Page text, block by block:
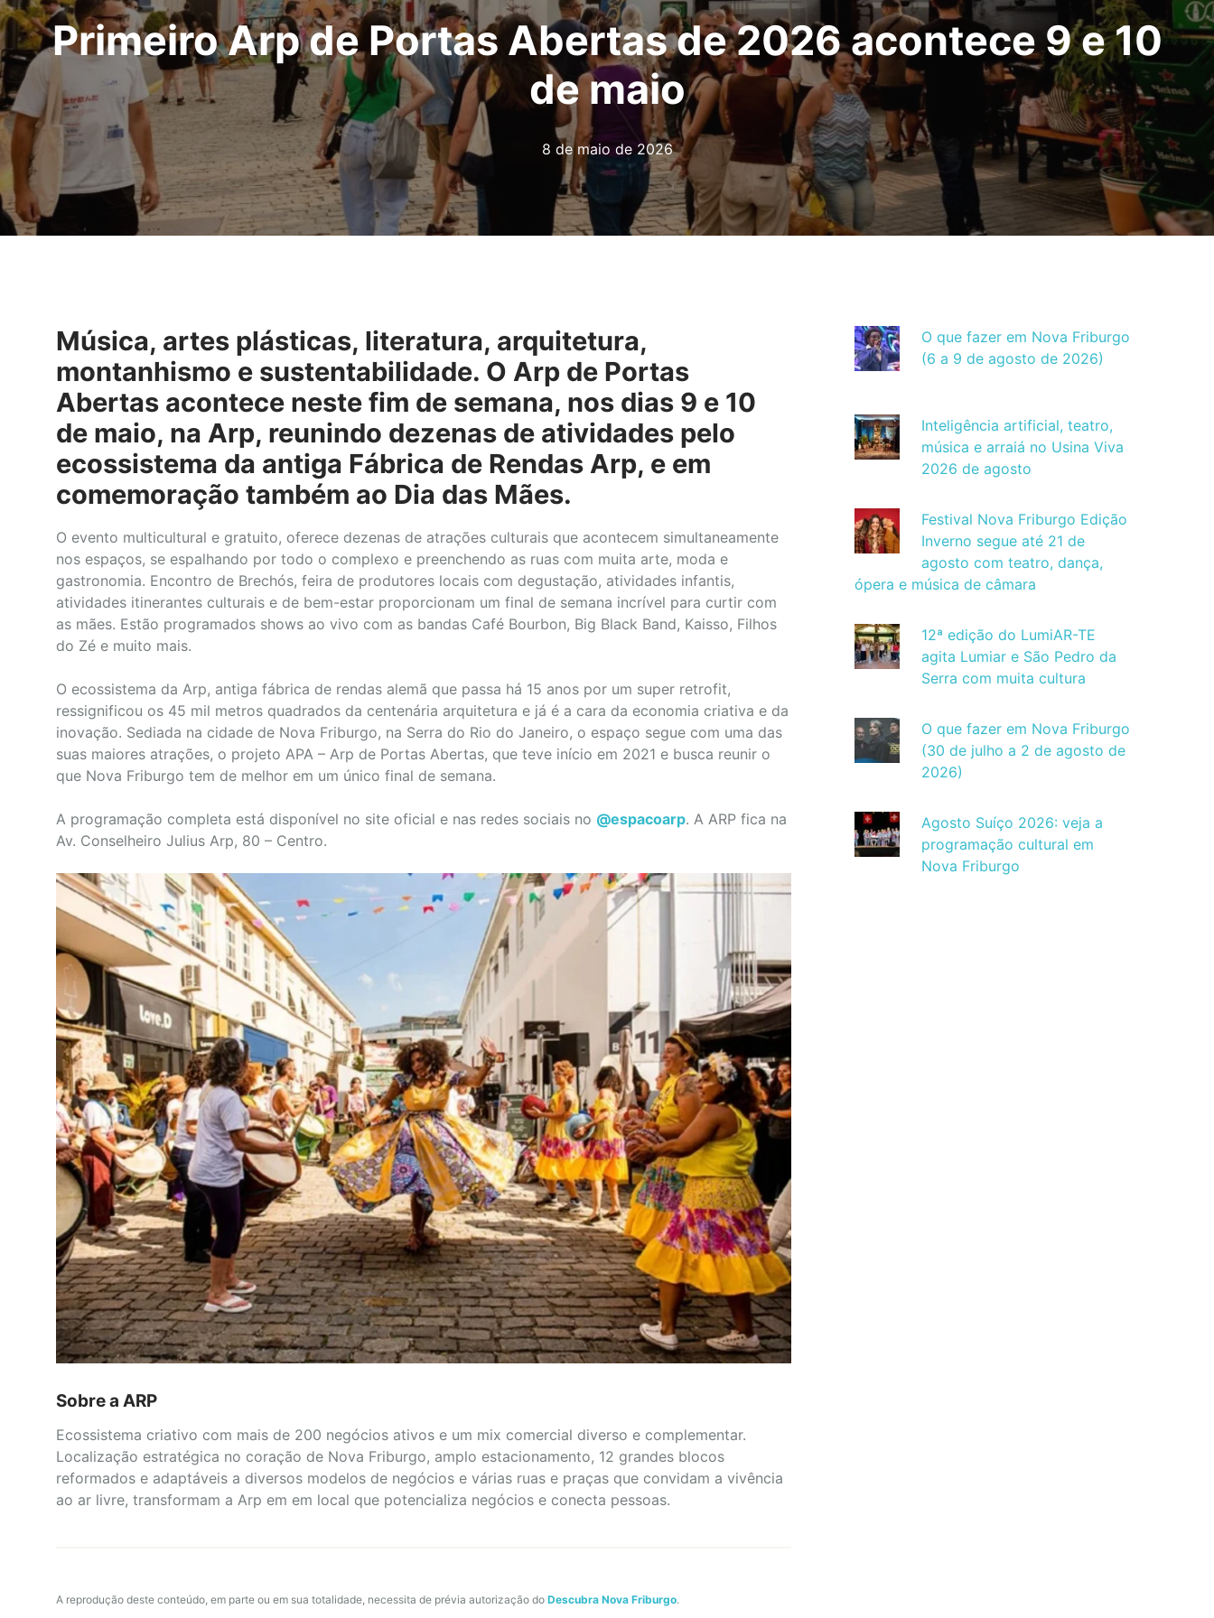
Primeiro Arp de Portas Abertas de 2026 acontece 9 e 10
de maio
8 de maio de 2026
Música, artes plásticas, literatura, arquitetura,
montanhismo e sustentabilidade. O Arp de Portas
Abertas acontece neste fim de semana, nos dias 9 e 10
de maio, na Arp, reunindo dezenas de atividades pelo
ecossistema da antiga Fábrica de Rendas Arp, e em
comemoração também ao Dia das Mães.
O evento multicultural e gratuito, oferece dezenas de atrações culturais que acontecem simultaneamente
nos espaços, se espalhando por todo o complexo e preenchendo as ruas com muita arte, moda e
gastronomia. Encontro de Brechós, feira de produtores locais com degustação, atividades infantis,
atividades itinerantes culturais e de bem-estar proporcionam um final de semana incrível para curtir com
as mães. Estão programados shows ao vivo com as bandas Café Bourbon, Big Black Band, Kaisso, Filhos
do Zé e muito mais.
O ecossistema da Arp, antiga fábrica de rendas alemã que passa há 15 anos por um super retrofit,
ressignificou os 45 mil metros quadrados da centenária arquitetura e já é a cara da economia criativa e da
inovação. Sediada na cidade de Nova Friburgo, na Serra do Rio do Janeiro, o espaço segue com uma das
suas maiores atrações, o projeto APA – Arp de Portas Abertas, que teve início em 2021 e busca reunir o
que Nova Friburgo tem de melhor em um único final de semana.
A programação completa está disponível no site oficial e nas redes sociais no @espacoarp. A ARP fica na
Av. Conselheiro Julius Arp, 80 – Centro.
Sobre a ARP
Ecossistema criativo com mais de 200 negócios ativos e um mix comercial diverso e complementar.
Localização estratégica no coração de Nova Friburgo, amplo estacionamento, 12 grandes blocos
reformados e adaptáveis a diversos modelos de negócios e várias ruas e praças que convidam a vivência
ao ar livre, transformam a Arp em em local que potencializa negócios e conecta pessoas.
A reprodução deste conteúdo, em parte ou em sua totalidade, necessita de prévia autorização do Descubra Nova Friburgo.
O que fazer em Nova Friburgo
(6 a 9 de agosto de 2026)
Inteligência artificial, teatro,
música e arraiá no Usina Viva
2026 de agosto
Festival Nova Friburgo Edição
Inverno segue até 21 de
agosto com teatro, dança,
ópera e música de câmara
12ª edição do LumiAR-TE
agita Lumiar e São Pedro da
Serra com muita cultura
O que fazer em Nova Friburgo
(30 de julho a 2 de agosto de
2026)
Agosto Suíço 2026: veja a
programação cultural em
Nova Friburgo